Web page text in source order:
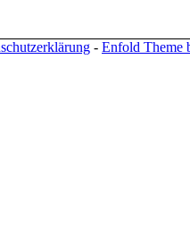
- Enfold Theme